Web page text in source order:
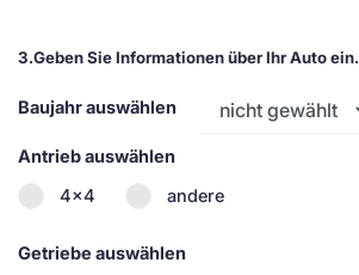
3.Geben Sie Informationen über Ihr Auto ein.
Baujahr auswählen
Antrieb auswählen
4x4
andere
Getriebe auswählen